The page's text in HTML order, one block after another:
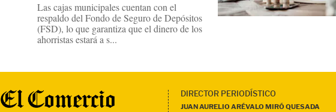
Las cajas municipales cuentan con el
respaldo del Fondo de Seguro de Depósitos
(FSD), lo que garantiza que el dinero de los
ahorristas estará a s...
DIRECTOR PERIODÍSTICO
JUAN AURELIO ARÉVALO MIRÓ QUESADA